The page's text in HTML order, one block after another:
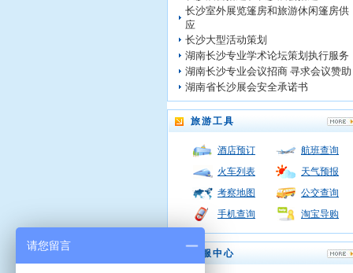
长沙室外展览篷房和旅游休闲篷房供
应
长沙大型活动策划
湖南长沙专业学术论坛策划执行服务
湖南长沙专业会议招商 寻求会议赞助
湖南省长沙展会安全承诺书
旅游工具
酒店预订
航班查询
火车列表
天气预报
考察地图
公交查询
手机查询
淘宝导购
客服中心
请您留言